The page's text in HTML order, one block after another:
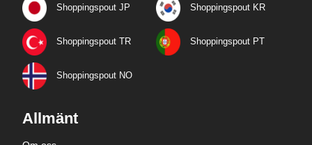
Shoppingspout JP Shoppingspout KR
Shoppingspout TR Shoppingspout PT
Shoppingspout NO
Allmänt